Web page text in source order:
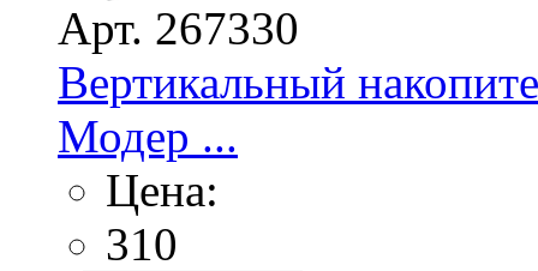
Арт. 267330
Вертикальный
Модер ...
Цена:
310